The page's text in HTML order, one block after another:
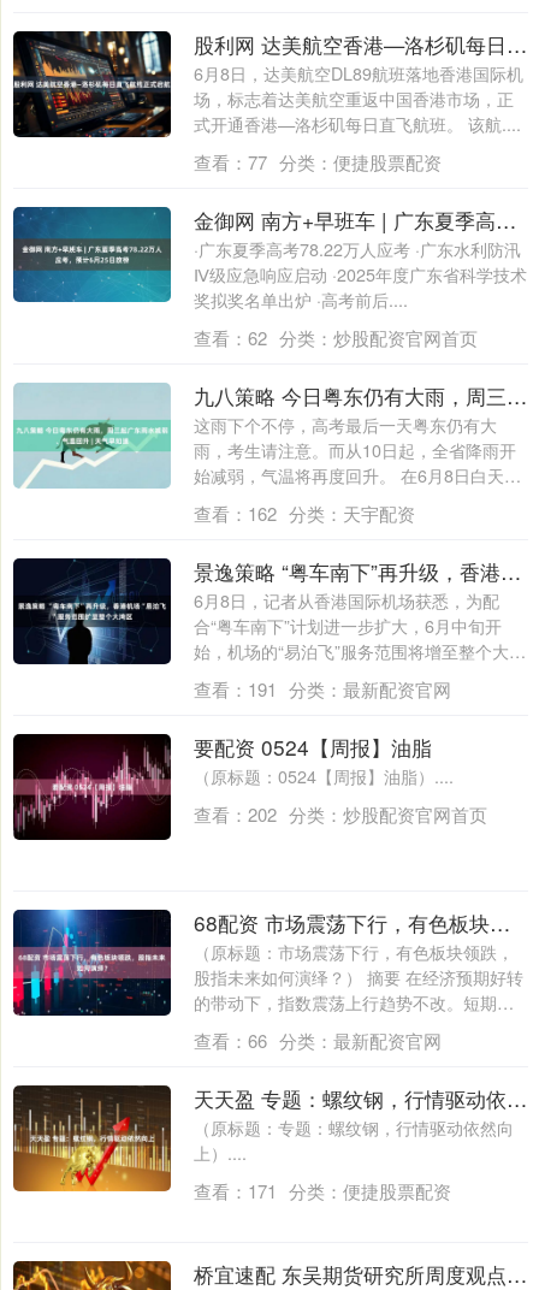
股利网 达美航空香港—洛杉矶每日直飞航线正式启航
6月8日，达美航空DL89航班落地香港国际机
场，标志着达美航空重返中国香港市场，正
式开通香港—洛杉矶每日直飞航班。 该航....
查看： 77 分类： 便捷股票配资
金御网 南方+早班车 | 广东夏季高考78.22万人应考，预计6月25日放榜
·广东夏季高考78.22万人应考 ·广东水利防汛
Ⅳ级应急响应启动 ·2025年度广东省科学技术
奖拟奖名单出炉 ·高考前后....
查看： 62 分类： 炒股配资官网首页
九八策略 今日粤东仍有大雨，周三起广东雨水减弱、气温回升 | 天气早知道
这雨下个不停，高考最后一天粤东仍有大
雨，考生请注意。而从10日起，全省降雨开
始减弱，气温将再度回升。 在6月8日白天，
全....
查看： 162 分类： 天宇配资
景逸策略 “粤车南下”再升级，香港机场“易泊飞”服务范围扩至整个大湾区
6月8日，记者从香港国际机场获悉，为配
合“粤车南下”计划进一步扩大，6月中旬开
始，机场的“易泊飞”服务范围将增至整个大
湾....
查看： 191 分类： 最新配资官网
要配资 0524【周报】油脂
（原标题：0524【周报】油脂）....
查看： 202 分类： 炒股配资官网首页
68配资 市场震荡下行，有色板块领跌，股指未来如何演绎？
（原标题：市场震荡下行，有色板块领跌，
股指未来如何演绎？） 摘要 在经济预期好转
的带动下，指数震荡上行趋势不改。短期市
场....
查看： 66 分类： 最新配资官网
天天盈 专题：螺纹钢，行情驱动依然向上
（原标题：专题：螺纹钢，行情驱动依然向
上）....
查看： 171 分类： 便捷股票配资
桥宜速配 东吴期货研究所周度观点汇总0527